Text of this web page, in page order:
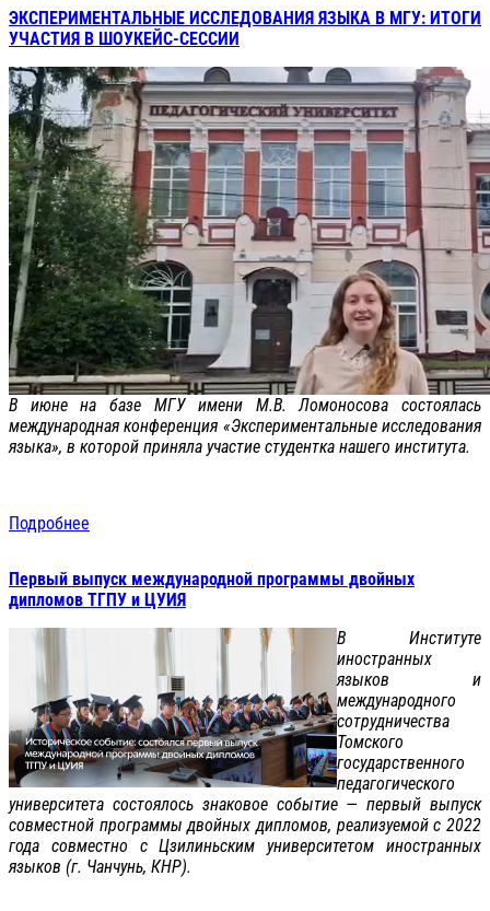
ЭКСПЕРИМЕНТАЛЬНЫЕ ИССЛЕДОВАНИЯ ЯЗЫКА В МГУ: ИТОГИ
УЧАСТИЯ В ШОУКЕЙС-СЕССИИ
В июне на базе МГУ имени М.В. Ломоносова состоялась
международная конференция «Экспериментальные исследования
языка», в которой приняла участие студентка нашего института.
Подробнее
Первый выпуск международной программы двойных
дипломов ТГПУ и ЦУИЯ
В Институте
иностранных
языков и
международного
сотрудничества
Томского
государственного
педагогического
университета состоялось знаковое событие — первый выпуск
совместной программы двойных дипломов, реализуемой с 2022
года совместно с Цзилиньским университетом иностранных
языков (г. Чанчунь, КНР).